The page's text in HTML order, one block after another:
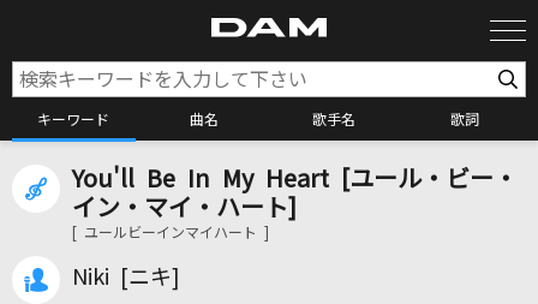
キーワード 曲名 歌手名 歌詞
カラオケ検索
You'll Be In My Heart [ユール・ビー・
イン・マイ・ハート]
[ ユールビーインマイハート ]
Niki [ニキ]